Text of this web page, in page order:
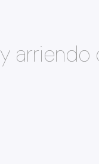
arriendo